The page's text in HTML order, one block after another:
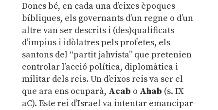
Doncs bé, en cada una d’eixes èpoques
bíbliques, els governants d’un regne o d’un
altre van ser descrits i (des)qualificats
d’impius i idòlatres pels profetes, els
santons del “partit jahvista” que pretenien
controlar l’acció política, diplomàtica i
militar dels reis. Un d’eixos reis va ser el
que ara ens ocuparà, Acab o Ahab (s. IX
aC). Este rei d’Israel va intentar emancipar-